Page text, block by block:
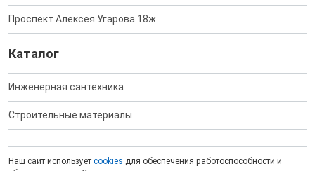
Проспект Алексея Угарова 18ж
Каталог
Инженерная сантехника
Строительные материалы
Наш сайт использует cookies для обеспечения работоспособности и